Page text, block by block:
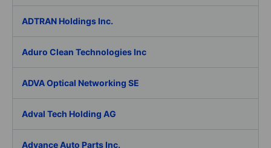
ADTRAN Holdings Inc.
Aduro Clean Technologies Inc
ADVA Optical Networking SE
Adval Tech Holding AG
Advance Auto Parts Inc.